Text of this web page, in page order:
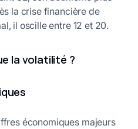
la crise financière de
il oscille entre 12 et 20.
la volatilité ?
économiques majeurs